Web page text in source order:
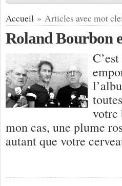
Accueil » Articles avec mot
Roland Bourbon
votre
mon cas, une plume
autant que votre